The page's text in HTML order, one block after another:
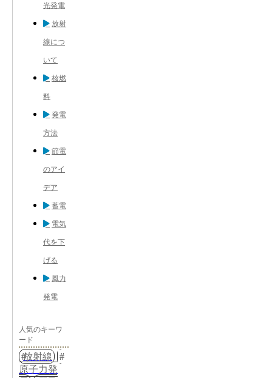
光発電
放射
線につ
いて
核燃
料
発電
方法
節電
のアイ
デア
蓄電
電気
代を下
げる
風力
発電
人気のキーワ
ード
放射線
原子力発